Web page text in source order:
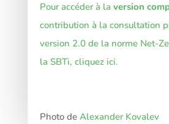
Pour accéder à la version
contribution à la consultation
version 2.0 de la norme Net-
la SBTi, cliquez ici.
Photo de Alexander Kovalev